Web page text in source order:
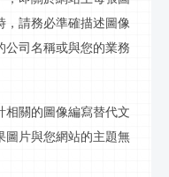
，請務必準確描述圖像
公司名稱或與您的業務
相關的圖像編寫替代文
圖片與您網站的主題無